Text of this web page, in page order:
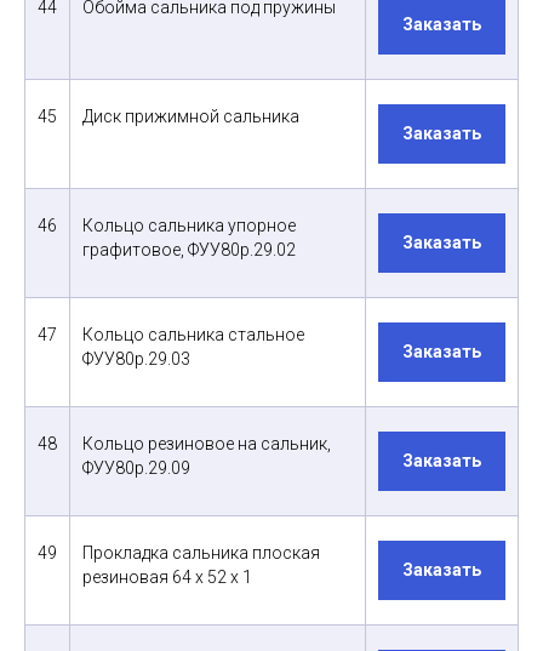
44
Обойма сальника под пружины
Заказать
45
Диск прижимной сальника
Заказать
46
Кольцо сальника упорное
графитовое, ФУУ80р.29.02
Заказать
47
Кольцо сальника стальное
ФУУ80р.29.03
Заказать
48
Кольцо резиновое на сальник,
ФУУ80р.29.09
Заказать
49
Прокладка сальника плоская
резиновая 64 х 52 х 1
Заказать